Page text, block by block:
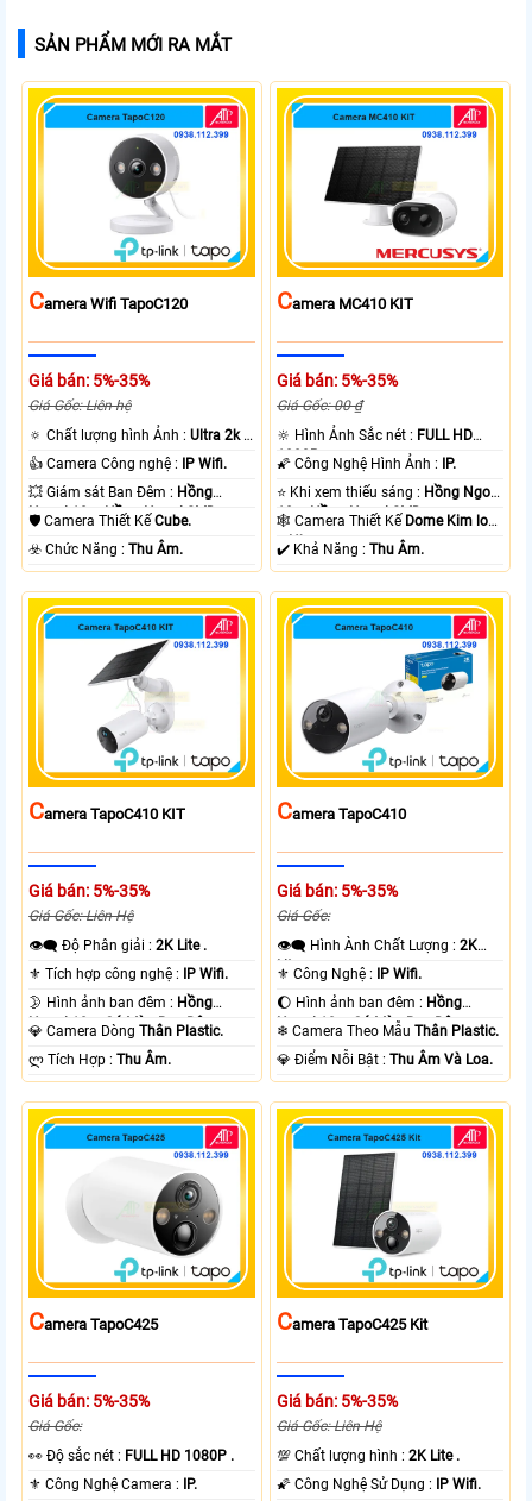
SẢN PHẨM MỚI RA MẮT
CAmera Wifi TapoC120
Giá bán: 5%-35%
Giá Gốc: Liên hệ
🔅 Chất lượng hình Ảnh :Ultra 2k +
.
👍 Camera Công nghệ :
IP Wifi.
💥 Giám sát Ban Đêm : Hồng
Ngoại 10m Hồng Ngoại SMD.
🛡 Camera Thiết KếCube.
️☣️ Chức Năng :Thu Âm.
CAmera MC410 KIT
Giá bán: 5%-35%
Giá Gốc: 00 ₫
🔆 Hình Ảnh Sắc nét : FULL HD
1080P .
🌠 Công Nghệ Hình Ảnh :
IP.
⭐ Khi xem thiếu sáng : Hồng Ngoại
10m Hồng Ngoại SMD.
🕸️ Camera Thiết Kế Dome Kim loại
+ Nhựa.
️✔️ Khả Năng :Thu Âm.
CAmera TapoC410 KIT
Giá bán: 5%-35%
Giá Gốc: Liên Hệ
👁️‍🗨 Độ Phân giải :2K Lite .
⚜️ Tích hợp công nghệ :
IP Wifi.
🌛 Hình ảnh ban đêm : Hồng
Ngoại 10m Có Màu Ban Ðêm.
💎 Camera DòngThân Plastic.
️ლ Tích Hợp :Thu Âm.
CAmera TapoC410
Giá bán: 5%-35%
Giá Gốc:
👁️‍🗨 Hình Ành Chất Lượng :2K
Lite .
⚜️ Công Nghệ :
IP Wifi.
🌔 Hình ảnh ban đêm : Hồng
Ngoại 10m Có Màu Ban Ðêm.
❄ Camera Theo MẫuThân Plastic.
️💎 Điểm Nỗi Bật :Thu Âm Và Loa.
CAmera TapoC425
Giá bán: 5%-35%
Giá Gốc:
️👀 Độ sắc nét : FULL HD 1080P .
⚜️ Công Nghệ Camera : IP.
CAmera TapoC425 Kit
Giá bán: 5%-35%
Giá Gốc: Liên Hệ
💯 Chất lượng hình :2K Lite .
🌠 Công Nghệ Sử Dụng : IP Wifi.